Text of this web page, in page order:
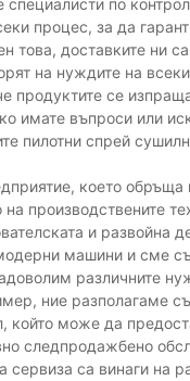
специалисти по
процес, за да
това, доставките ни
на нуждите на
продуктите се
имате въпроси или
пилотни спрей
което обръща
производствените
и развойна
машини и сме
различните
ние разполагаме
който може да
следпродажбено
сервиза са винаги на